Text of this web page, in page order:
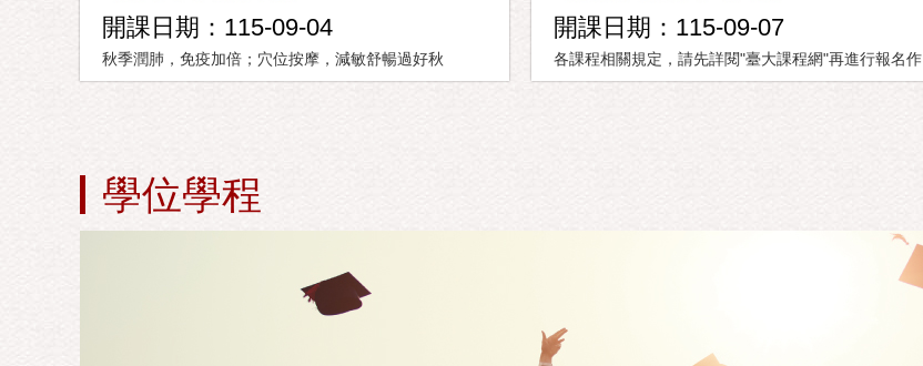
開課日期：115-09-04
秋季潤肺，免疫加倍；穴位按摩，減敏舒暢過好秋
開課日期：115-09-07
各課程相關規定，請先詳閱"臺大課程網"再進行報名作
業。
學位學程